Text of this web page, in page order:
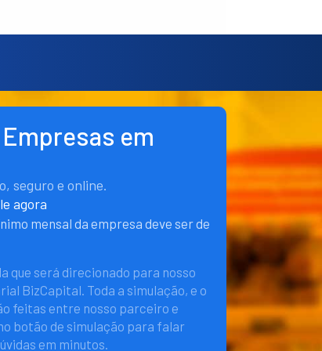
em
seguro e online.
agora
mensal da empresa deve ser de
que será direcionado para nosso
BizCapital. Toda a simulação, e o
feitas entre nosso parceiro e
botão de simulação para falar
em minutos.